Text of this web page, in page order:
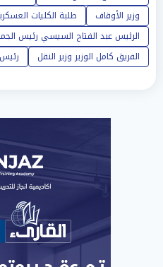
وزير الأوقاف
طلبة الكليات
الرئيس عبد الفتاح السيسي رئيس
الفريق كامل الوزير وزير النقل